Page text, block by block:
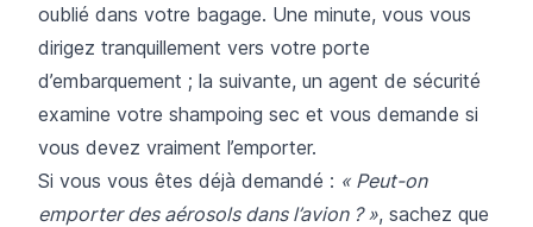
oublié dans votre bagage. Une minute, vous vous
dirigez tranquillement vers votre porte
d’embarquement ; la suivante, un agent de sécurité
examine votre shampoing sec et vous demande si
vous devez vraiment l’emporter.
Si vous vous êtes déjà demandé : « Peut-on
emporter des aérosols dans l’avion ? », sachez que